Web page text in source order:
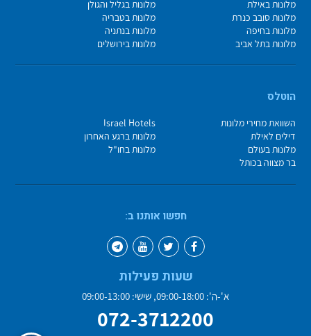
מלונות באילת
מלונות בגליל והגולן
מלונות סובב כנרת
מלונות בטבריה
מלונות בחיפה
מלונות בנתניה
מלונות בתל אביב
מלונות בירושלים
הוטלס
השוואת מחירי מלונות
Israel Hotels
דילים לאילת
מלונות ברגע האחרון
מלונות בעולם
מלונות בחו"ל
בר מצווה בכותל
חפשו אותנו ב:
שעות פעילות
א'-ה': 09:00-18:00, שישי: 09:00-13:00
072-3712200